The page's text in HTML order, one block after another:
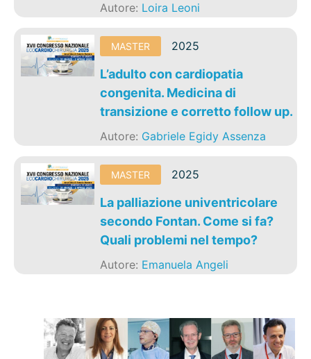
Autore: Loira Leoni
MASTER 2025
L’adulto con cardiopatia
congenita. Medicina di
transizione e corretto follow up.
Autore: Gabriele Egidy Assenza
MASTER 2025
La palliazione univentricolare
secondo Fontan. Come si fa?
Quali problemi nel tempo?
Autore: Emanuela Angeli